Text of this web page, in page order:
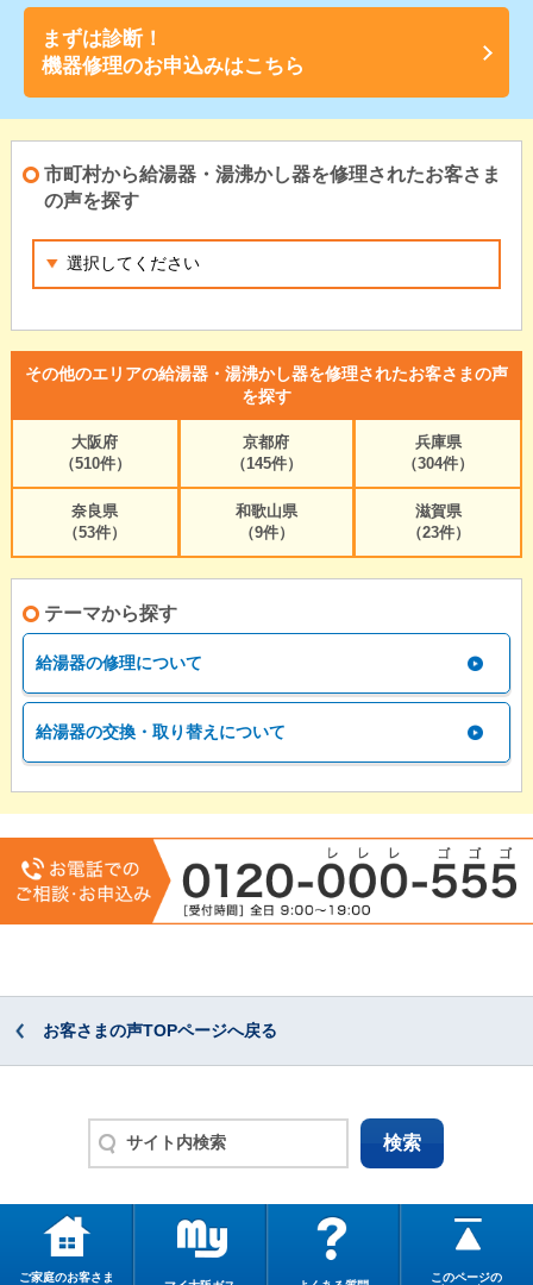
まずは診断！
機器修理のお申込みはこちら
市町村から給湯器・湯沸かし器を修理されたお客さま
の声を探す
その他のエリアの給湯器・湯沸かし器を修理されたお客さまの声
を探す
大阪府
（510件）
京都府
（145件）
兵庫県
（304件）
奈良県
（53件）
和歌山県
（9件）
滋賀県
（23件）
テーマから探す
給湯器の修理について
給湯器の交換・取り替えについて
お客さまの声TOPページへ戻る
ご家庭のお客さま
このページの